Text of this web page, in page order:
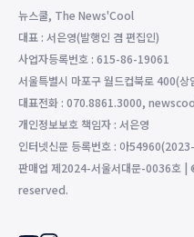
뉴스쿨, The News'Cool
대표 : 서은영(발행인 겸 편집인)
사업자등록번호 : 615-86-19061
서울특별시 마포구 월드컵북로 400(
대표전화 : 070.8861.3000,
개인정보보호 책임자 : 서은영
인터넷신문 등록번호 : 아
판매업 제2024-서울서대문-0036
reserved.